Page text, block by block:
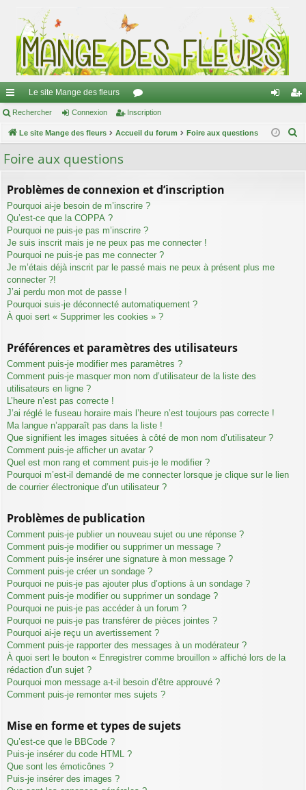
ac
co
ur
s
Le site Mange des fleurs
or
u ne cri
Rechercher Connexion Inscription
Le site Mange des fleurs Accueil du forum Foire aux questions
Foire aux questions
Problèmes de connexion et d’inscription
Pourquoi ai-je besoin de m’inscrire ?
Qu’est-ce que la COPPA ?
Pourquoi ne puis-je pas m’inscrire ?
Je suis inscrit mais je ne peux pas me connecter !
Pourquoi ne puis-je pas me connecter ?
Je m’étais déjà inscrit par le passé mais ne peux à présent plus me
connecter ?!
J’ai perdu mon mot de passe !
Pourquoi suis-je déconnecté automatiquement ?
À quoi sert « Supprimer les cookies » ?
Préférences et paramètres des utilisateurs
Comment puis-je modifier mes paramètres ?
Comment puis-je masquer mon nom d’utilisateur de la liste des
utilisateurs en ligne ?
L’heure n’est pas correcte !
J’ai réglé le fuseau horaire mais l’heure n’est toujours pas correcte !
Ma langue n’apparaît pas dans la liste !
Que signifient les images situées à côté de mon nom d’utilisateur ?
Comment puis-je afficher un avatar ?
Quel est mon rang et comment puis-je le modifier ?
Pourquoi m’est-il demandé de me connecter lorsque je clique sur le lien
de courrier électronique d’un utilisateur ?
Problèmes de publication
Comment puis-je publier un nouveau sujet ou une réponse ?
Comment puis-je modifier ou supprimer un message ?
Comment puis-je insérer une signature à mon message ?
Comment puis-je créer un sondage ?
Pourquoi ne puis-je pas ajouter plus d’options à un sondage ?
Comment puis-je modifier ou supprimer un sondage ?
Pourquoi ne puis-je pas accéder à un forum ?
Pourquoi ne puis-je pas transférer de pièces jointes ?
Pourquoi ai-je reçu un avertissement ?
Comment puis-je rapporter des messages à un modérateur ?
À quoi sert le bouton « Enregistrer comme brouillon » affiché lors de la
rédaction d’un sujet ?
Pourquoi mon message a-t-il besoin d’être approuvé ?
Comment puis-je remonter mes sujets ?
Mise en forme et types de sujets
Qu’est-ce que le BBCode ?
Puis-je insérer du code HTML ?
Que sont les émoticônes ?
Puis-je insérer des images ?